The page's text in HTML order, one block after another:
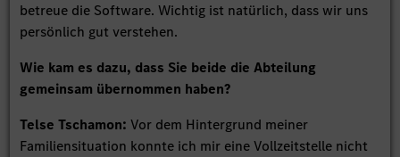
betreue die Software. Wichtig ist natürlich, dass wir uns
persönlich gut verstehen.
Wie kam es dazu, dass Sie beide die Abteilung
gemeinsam übernommen haben?
Telse Tschamon: Vor dem Hintergrund meiner
Familiensituation konnte ich mir eine Vollzeitstelle nicht